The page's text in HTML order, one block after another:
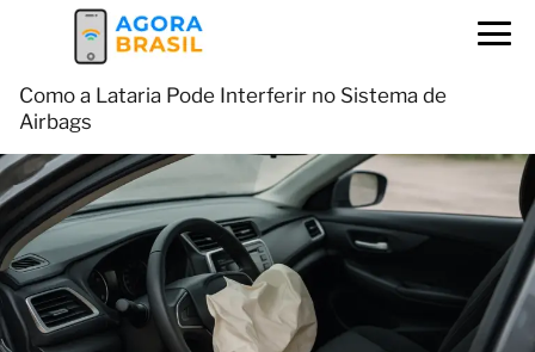
Como a Lataria Pode Interferir no Sistema de
Airbags